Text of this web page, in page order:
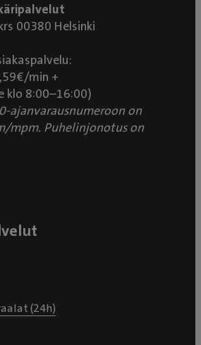
00380 Helsinki
min +
klo 8:00–16:00)
ajanvarausnumeroon on
mpm. Puhelinjonotus on
(24h)